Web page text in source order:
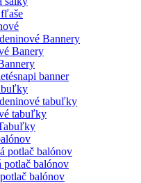
Bannery
Banery
banner
tabuľky
tabuľky
potlač balónov
potlač balónov
balónov